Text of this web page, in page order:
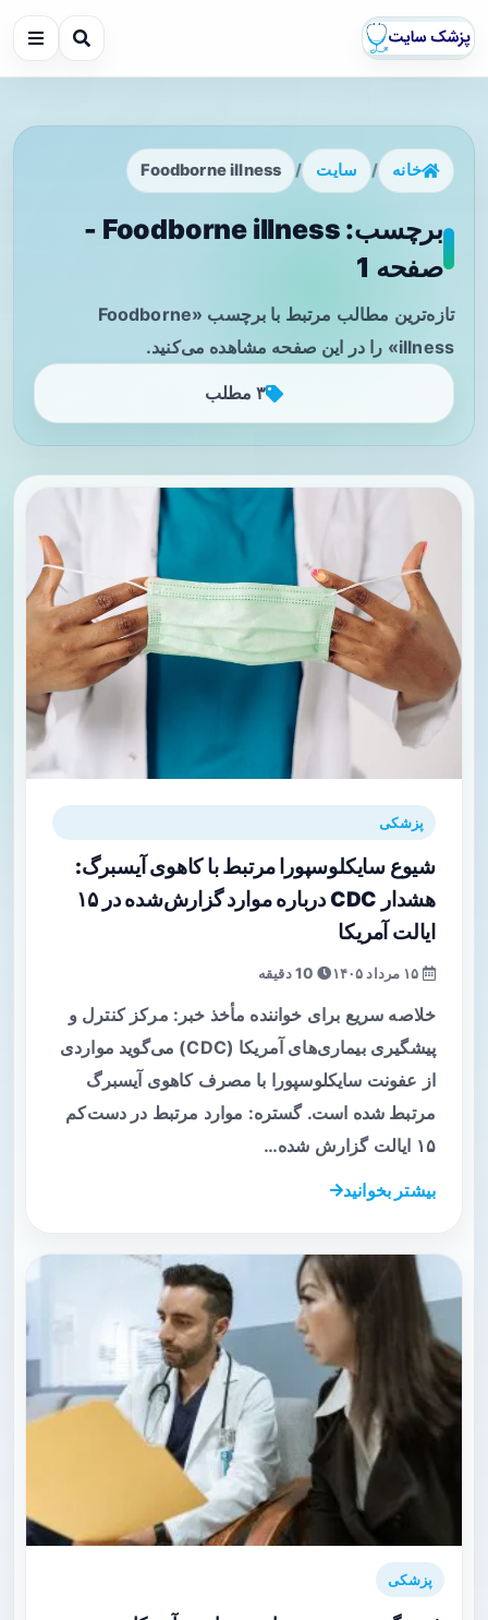
خانه / سایت /
Foodborne illness
برچسب: Foodborne illness -
صفحه 1
تازه‌ترین مطالب مرتبط با برچسب «Foodborne
illness» را در این صفحه مشاهده می‌کنید.
۳ مطلب
پزشکی
شیوع سایکلوسپورا مرتبط با کاهوی آیسبرگ:
هشدار CDC درباره موارد گزارش‌شده در ۱۵
ایالت آمریکا
10 دقیقه
خلاصه سریع برای خواننده مأخذ خبر: مرکز کنترل و
پیشگیری بیماری‌های آمریکا (CDC) می‌گوید مواردی
از عفونت سایکلوسپورا با مصرف کاهوی آیسبرگ
مرتبط شده است. گستره: موارد مرتبط در دست‌کم
۱۵ ایالت گزارش شده…
بیشتر بخوانید
پزشکی